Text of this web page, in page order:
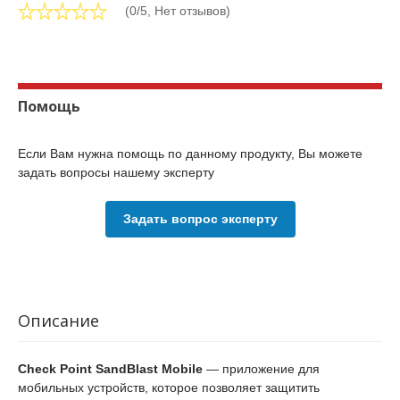
(0/5, Нет отзывов)
Помощь
Если Вам нужна помощь по данному продукту, Вы можете
задать вопросы нашему эксперту
Задать вопрос эксперту
Описание
Check Point SandBlast Mobile — приложение для
мобильных устройств, которое позволяет защитить